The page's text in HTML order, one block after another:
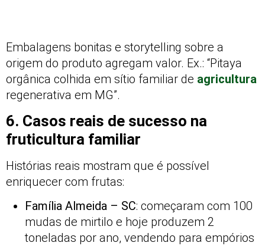
Embalagens bonitas e storytelling sobre a
origem do produto agregam valor. Ex.: “Pitaya
orgânica colhida em sítio familiar de agricultura
regenerativa em MG”.
6. Casos reais de sucesso na
fruticultura familiar
Histórias reais mostram que é possível
enriquecer com frutas:
Família Almeida – SC: começaram com 100
mudas de mirtilo e hoje produzem 2
toneladas por ano, vendendo para empórios